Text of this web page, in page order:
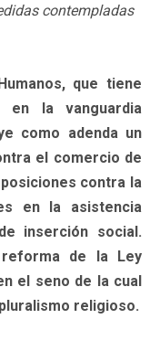
contempladas
que tiene
en la vanguardia
como adenda un
el comercio de
contra la
en la asistencia
inserción social.
de la Ley
el seno de la cual
religioso.